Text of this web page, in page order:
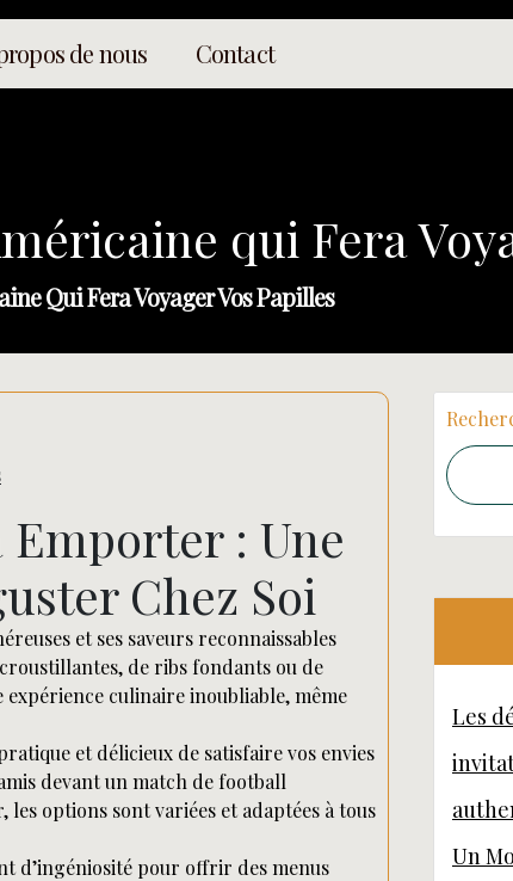
de nous Contact
qui Fera
Qui Fera Voyager Vos Papilles
: Une
Chez Soi
et ses saveurs reconnaissables
de ribs fondants ou de
culinaire inoubliable, même
et délicieux de satisfaire vos envies
devant un match de football
options sont variées et adaptées à tous
d’ingéniosité pour offrir des menus
Les
Un